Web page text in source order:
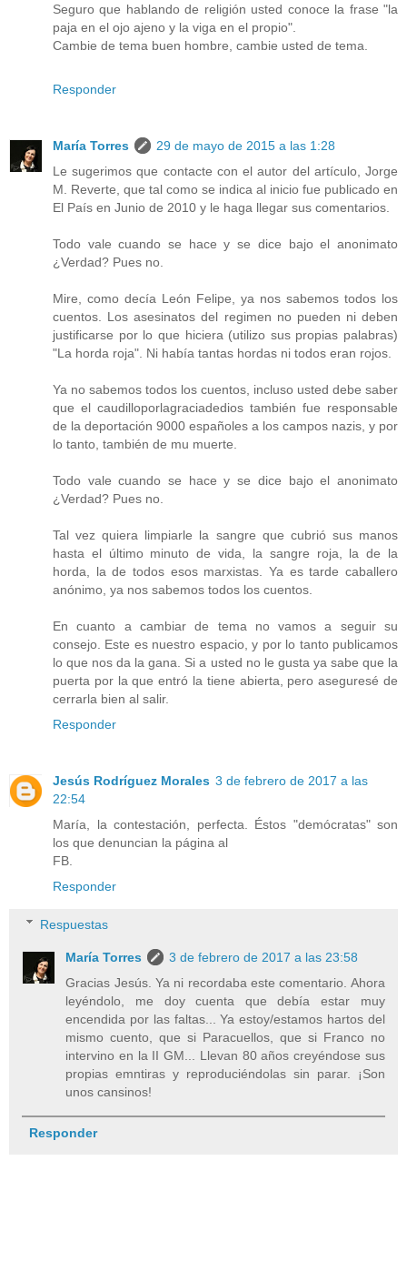
Seguro que hablando de religión usted conoce la frase "la
paja en el ojo ajeno y la viga en el propio".
Cambie de tema buen hombre, cambie usted de tema.
Responder
María Torres
29 de mayo de 2015 a las 1:28
Le sugerimos que contacte con el autor del artículo, Jorge
M. Reverte, que tal como se indica al inicio fue publicado en
El País en Junio de 2010 y le haga llegar sus comentarios.
Todo vale cuando se hace y se dice bajo el anonimato
¿Verdad? Pues no.
Mire, como decía León Felipe, ya nos sabemos todos los
cuentos. Los asesinatos del regimen no pueden ni deben
justificarse por lo que hiciera (utilizo sus propias palabras)
"La horda roja". Ni había tantas hordas ni todos eran rojos.
Ya no sabemos todos los cuentos, incluso usted debe saber
que el caudilloporlagraciadedios también fue responsable
de la deportación 9000 españoles a los campos nazis, y por
lo tanto, también de mu muerte.
Todo vale cuando se hace y se dice bajo el anonimato
¿Verdad? Pues no.
Tal vez quiera limpiarle la sangre que cubrió sus manos
hasta el último minuto de vida, la sangre roja, la de la
horda, la de todos esos marxistas. Ya es tarde caballero
anónimo, ya nos sabemos todos los cuentos.
En cuanto a cambiar de tema no vamos a seguir su
consejo. Este es nuestro espacio, y por lo tanto publicamos
lo que nos da la gana. Si a usted no le gusta ya sabe que la
puerta por la que entró la tiene abierta, pero aseguresé de
cerrarla bien al salir.
Responder
Jesús Rodríguez Morales 3 de febrero de 2017 a las
22:54
María, la contestación, perfecta. Éstos "demócratas" son
los que denuncian la página al
FB.
Responder
Respuestas
María Torres
3 de febrero de 2017 a las 23:58
Gracias Jesús. Ya ni recordaba este comentario. Ahora
leyéndolo, me doy cuenta que debía estar muy
encendida por las faltas... Ya estoy/estamos hartos del
mismo cuento, que si Paracuellos, que si Franco no
intervino en la II GM... Llevan 80 años creyéndose sus
propias emntiras y reproduciéndolas sin parar. ¡Son
unos cansinos!
Responder